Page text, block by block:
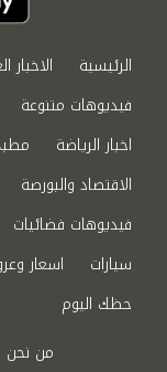
الرئيسية الاخبار
فيديوهات متنوعة
اخبار الرياضة
الاقتصاد والبورصة
فيديوهات فضائيات
سيارات
اسعار
حظك اليوم
من نحن